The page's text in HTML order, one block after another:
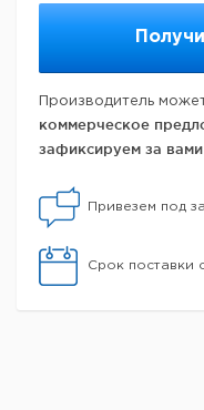
Производитель
коммерческое
зафиксируем за
Привезем под
Срок поставки